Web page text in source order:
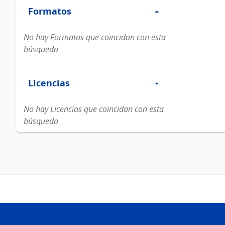
Formatos
Formatos
No hay Formatos que coincidan con esta
búsqueda
Licencias
Licencias
No hay Licencias que coincidan con esta
búsqueda